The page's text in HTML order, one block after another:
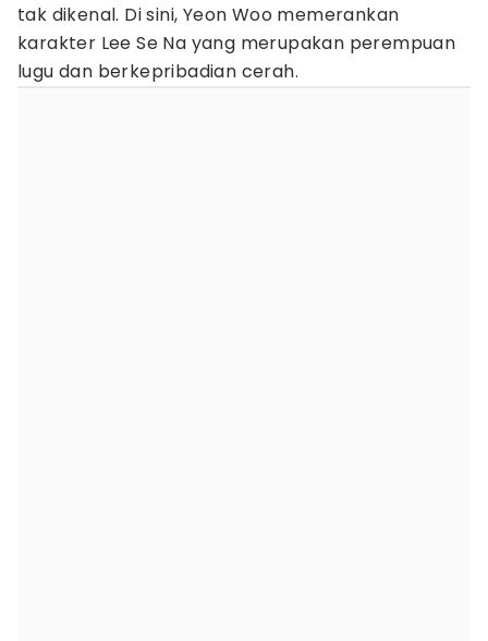
tak dikenal. Di sini, Yeon Woo memerankan
karakter Lee Se Na yang merupakan perempuan
lugu dan berkepribadian cerah.